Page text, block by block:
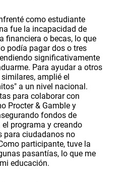
como estudiante
fue la incapacidad de
financiera o becas, lo que
podía pagar dos o tres
significativamente
Para ayudar a otros
amplié el
a un nivel nacional.
para colaborar con
Procter & Gamble y
fondos de
programa y creando
para ciudadanos no
participante, tuve la
pasantías, lo que me
educación.